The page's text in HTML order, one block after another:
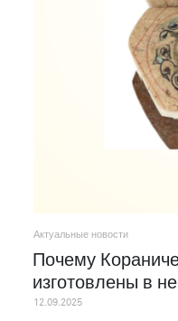
Актуальные новости
Почему
изготовлены в
12.09.2025